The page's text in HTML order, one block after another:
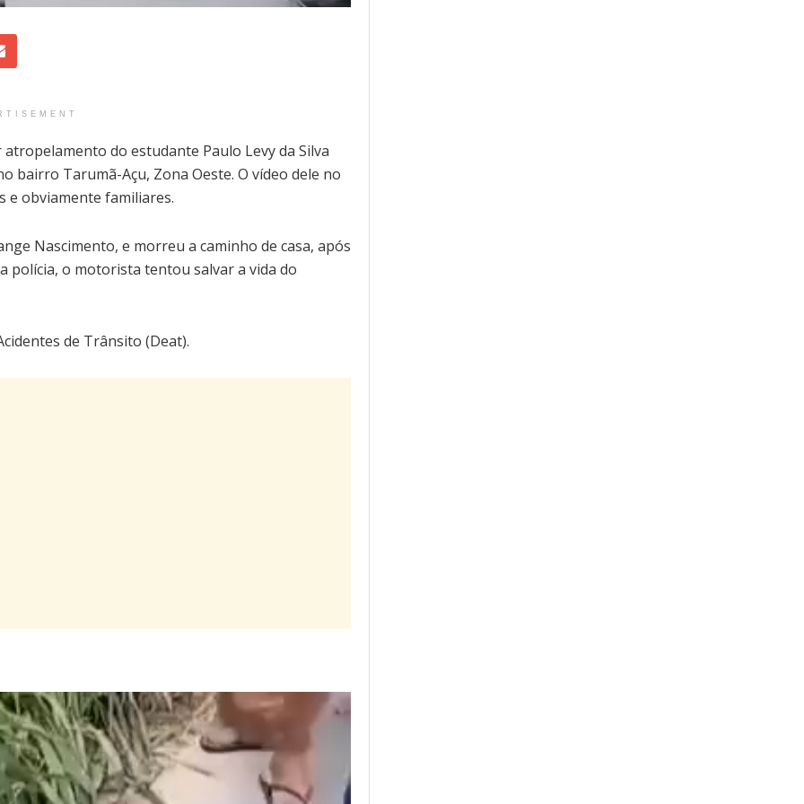
do estudante Paulo Levy da Silva
bairro Tarumã-Açu, Zona Oeste. O vídeo dele no
e obviamente familiares.
Nascimento, e morreu a caminho de casa, após
polícia, o motorista tentou salvar a vida do
de Trânsito (Deat).